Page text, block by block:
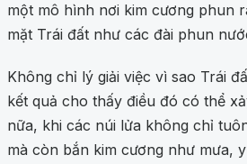
một mô hình nơi kim cương phun
mặt Trái đất như các đài phun
Không chỉ lý giải việc vì sao Trái
kết quả cho thấy điều đó có thể
nữa, khi các núi lửa không chỉ
mà còn bắn kim cương như mưa,